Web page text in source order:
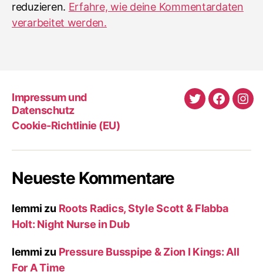
reduzieren. Erfahre, wie deine Kommentardaten
verarbeitet werden.
Impressum und
Datenschutz
Cookie-Richtlinie (EU)
Twitter
Neueste Kommentare
lemmi zu Roots Radics, Style Scott & Flabba
Holt: Night Nurse in Dub
lemmi zu Pressure Busspipe & Zion I Kings: All
For A Time